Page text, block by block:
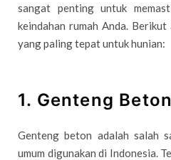
sangat penting untuk
keindahan rumah Anda.
yang paling tepat untuk hunian:
1. Genteng Beton
Genteng beton adalah salah
umum digunakan di Indonesia.